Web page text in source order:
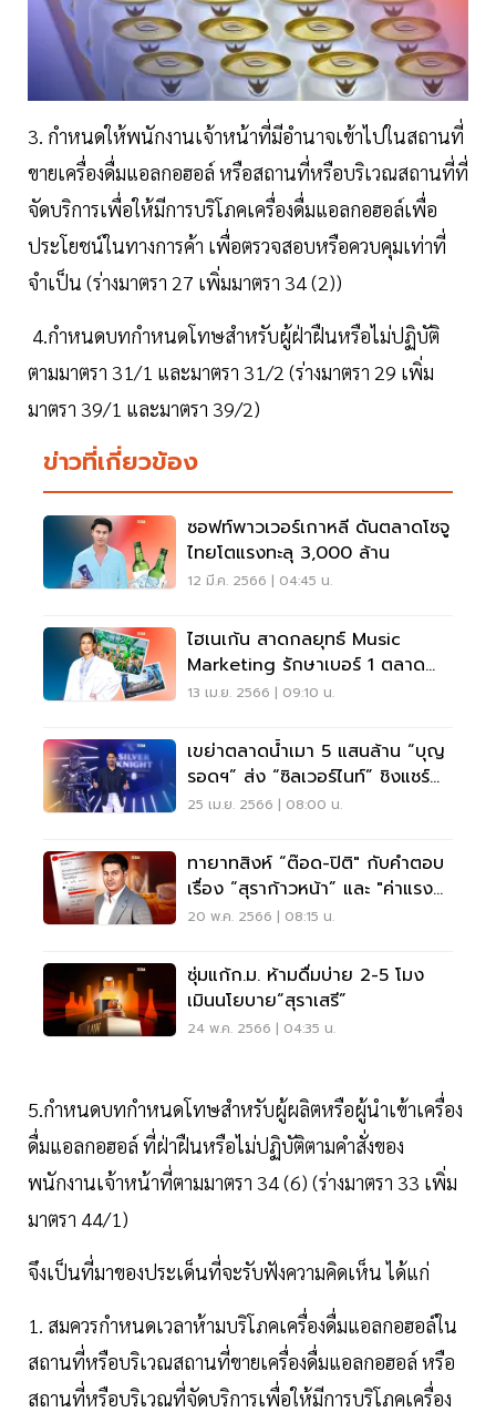
3. กำหนดให้พนักงานเจ้าหน้าที่มีอำนาจเข้าไปในสถานที่
ขายเครื่องดื่มแอลกอฮอล์ หรือสถานที่หรือบริเวณสถานที่ที่
จัดบริการเพื่อให้มีการบริโภคเครื่องดื่มแอลกอฮอล์เพื่อ
ประโยชน์ในทางการค้า เพื่อตรวจสอบหรือควบคุมเท่าที่
จำเป็น (ร่างมาตรา 27 เพิ่มมาตรา 34 (2))
4.กำหนดบทกำหนดโทษสำหรับผู้ฝ่าฝืนหรือไม่ปฏิบัติ
ตามมาตรา 31/1 และมาตรา 31/2 (ร่างมาตรา 29 เพิ่ม
มาตรา 39/1 และมาตรา 39/2)
ข่าวที่เกี่ยวข้อง
ซอฟท์พาวเวอร์เกาหลี ดันตลาดโซจู
ไทยโตแรงทะลุ 3,000 ล้าน
12 มี.ค. 2566 | 04:45 น.
ไฮเนเก้น สาดกลยุทธ์ Music
Marketing รักษาเบอร์ 1 ตลาด
เบียร์พรีเมี่ยม
13 เม.ย. 2566 | 09:10 น.
เขย่าตลาดน้ำเมา 5 แสนล้าน “บุญ
รอดฯ” ส่ง “ซิลเวอร์ไนท์” ชิงแชร์
เหล้านอก
25 เม.ย. 2566 | 08:00 น.
ทายาทสิงห์ “ต๊อด-ปิติ" กับคำตอบ
เรื่อง “สุราก้าวหน้า” และ "ค่าแรง
450 บาท"
20 พ.ค. 2566 | 08:15 น.
ซุ่มแก้ก.ม. ห้ามดื่มบ่าย 2-5 โมง
เมินนโยบาย“สุราเสรี”
24 พ.ค. 2566 | 04:35 น.
5.กำหนดบทกำหนดโทษสำหรับผู้ผลิตหรือผู้นำเข้าเครื่อง
ดื่มแอลกอฮอล์ ที่ฝ่าฝืนหรือไม่ปฏิบัติตามคำสั่งของ
พนักงานเจ้าหน้าที่ตามมาตรา 34 (6) (ร่างมาตรา 33 เพิ่ม
มาตรา 44/1)
จึงเป็นที่มาของประเด็นที่จะรับฟังความคิดเห็น ได้แก่
1. สมควรกำหนดเวลาห้ามบริโภคเครื่องดื่มแอลกอฮอล์ใน
สถานที่หรือบริเวณสถานที่ขายเครื่องดื่มแอลกอฮอล์ หรือ
สถานที่หรือบริเวณที่จัดบริการเพื่อให้มีการบริโภคเครื่อง